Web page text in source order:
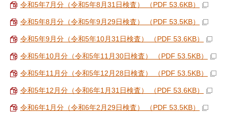
令和5年7月分（令和5年8月31日検査） （PDF 53.6KB）
令和5年8月分（令和5年9月29日検査） （PDF 53.5KB）
令和5年9月分（令和5年10月31日検査） （PDF 53.6KB）
令和5年10月分（令和5年11月30日検査） （PDF 53.5KB）
令和5年11月分（令和5年12月28日検査） （PDF 53.5KB）
令和5年12月分（令和6年1月31日検査） （PDF 53.6KB）
令和6年1月分（令和6年2月29日検査） （PDF 53.5KB）